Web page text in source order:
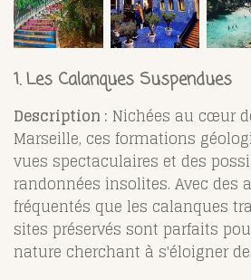
1. Les Calanques Suspendues
Description : Nichées au cœur
Marseille, ces formations
vues spectaculaires et des
randonnées insolites. Avec des
fréquentés que les calanques
sites préservés sont parfaits
nature cherchant à s'éloigner